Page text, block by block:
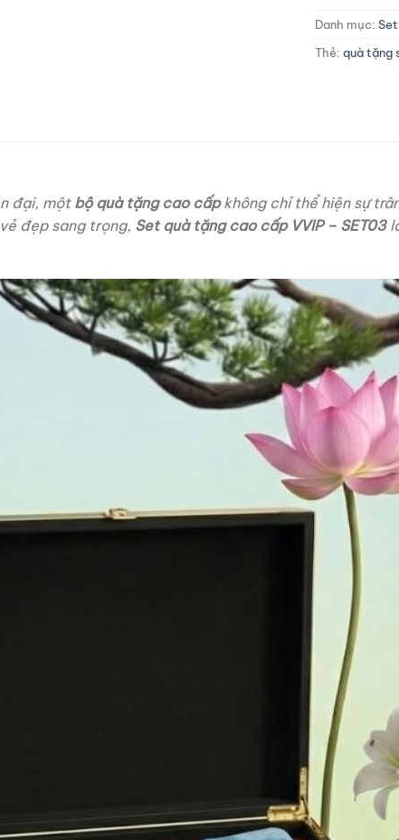
Danh mục:
Thẻ: quà tặng
đại, một bộ quà tặng cao cấpkhông chỉ thể hiện sự
đẹp sang trọng, Set quà tặng cao cấp VVIP – SET03